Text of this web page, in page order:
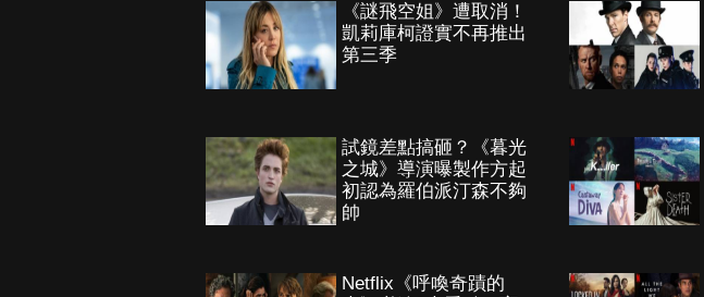
《謎飛空姐》遭取消！
凱莉庫柯證實不再推出
第三季
試鏡差點搞砸？《暮光
之城》導演曝製作方起
初認為羅伯派汀森不夠
帥
Netflix《呼喚奇蹟的